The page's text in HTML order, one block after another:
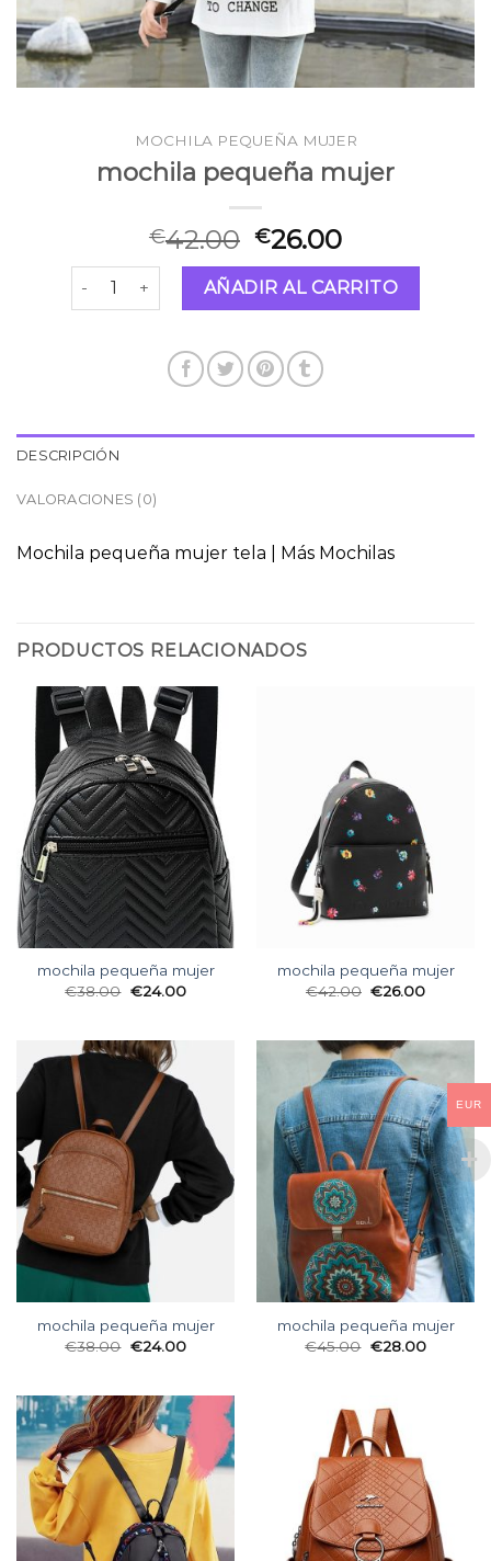
MOCHILA PEQUEÑA MUJER
mochila pequeña mujer
€42.00 €26.00
mochila pequeña mujer cantidad
AÑADIR AL CARRITO
DESCRIPCIÓN
VALORACIONES (0)
Mochila pequeña mujer tela | Más Mochilas
PRODUCTOS RELACIONADOS
mochila pequeña mujer
€38.00 €24.00
mochila pequeña mujer
€42.00 €26.00
mochila pequeña mujer
€38.00 €24.00
mochila pequeña mujer
€45.00 €28.00
EUR